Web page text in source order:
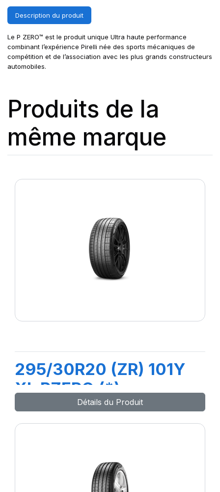
Description du produit
Le P ZERO™ est le produit unique Ultra haute performance
combinant l’expérience Pirelli née des sports mécaniques de
compétition et de l’association avec les plus grands constructeurs
automobiles.
Produits de la
même marque
295/30R20 (ZR) 101Y
XL PZERO (*)
Détails du Produit